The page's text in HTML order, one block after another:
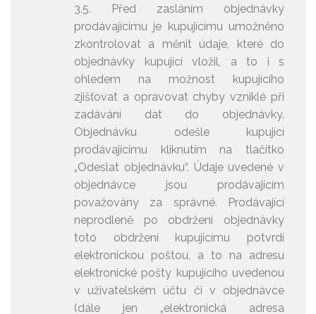
3.5. Před zasláním objednávky
prodávajícímu je kupujícímu umožněno
zkontrolovat a měnit údaje, které do
objednávky kupující vložil, a to i s
ohledem na možnost kupujícího
zjišťovat a opravovat chyby vzniklé při
zadávání dat do objednávky.
Objednávku odešle kupující
prodávajícímu kliknutím na tlačítko
„Odeslat objednávku“. Údaje uvedené v
objednávce jsou prodávajícím
považovány za správné. Prodávající
neprodleně po obdržení objednávky
toto obdržení kupujícímu potvrdí
elektronickou poštou, a to na adresu
elektronické pošty kupujícího uvedenou
v uživatelském účtu či v objednávce
(dále jen „elektronická adresa